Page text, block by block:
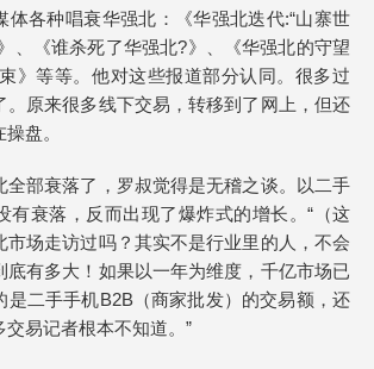
体各种唱衰华强北：《华强北迭代:“山寨世
、《谁杀死了华强北?》、《华强北的守望
》等等。他对这些报道部分认同。很多过
。原来很多线下交易，转移到了网上，但还
盘。
全部衰落了，罗叔觉得是无稽之谈。以二手
有衰落，反而出现了爆炸式的增长。“（这
市场走访过吗？其实不是行业里的人，不会
底有多大！如果以一年为维度，千亿市场已
是二手手机B2B（商家批发）的交易额，还
易记者根本不知道。”